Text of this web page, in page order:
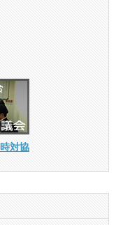
時対協